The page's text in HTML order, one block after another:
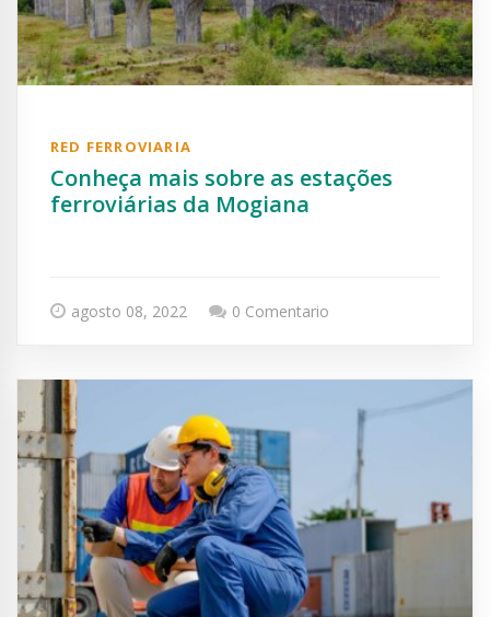
RED FERROVIARIA
Conheça mais sobre as estações
ferroviárias da Mogiana
agosto 08, 2022 0 Comentario